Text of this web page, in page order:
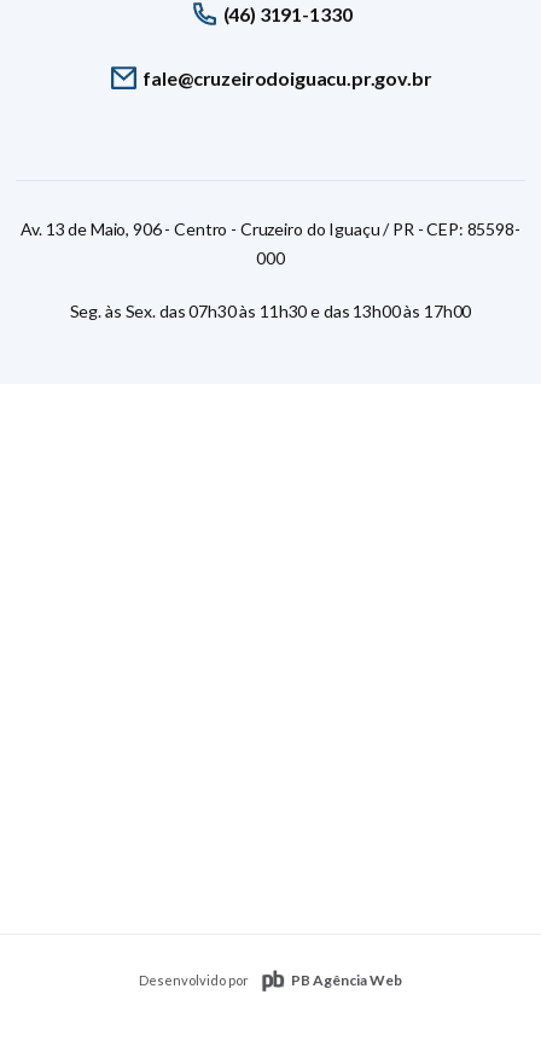
(46) 3191-1330
fale@cruzeirodoiguacu.pr.gov.br
Av. 13 de Maio, 906 - Centro - Cruzeiro do Iguaçu / PR - CEP: 85598-
000
Seg. às Sex. das 07h30 às 11h30 e das 13h00 às 17h00
Desenvolvido por PB Agência Web